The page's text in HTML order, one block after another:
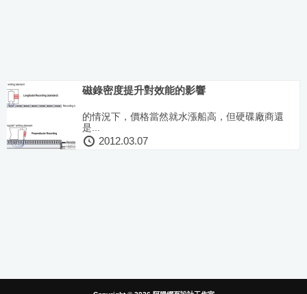
磁錄密度提升對效能的影響
的情況下，價格當然就水漲船高，但硬碟廠商還
是...
2012.03.07